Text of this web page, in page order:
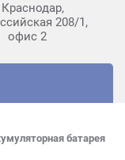
Краснодар,
208/1,
офис 2
батарея